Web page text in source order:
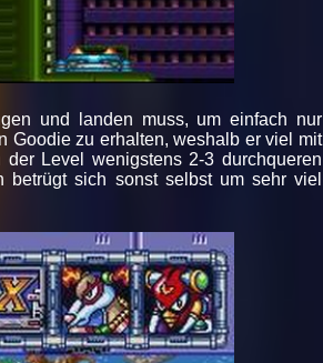
und landen muss, um einfach nur
Goodie zu erhalten, weshalb er viel mit
Level wenigstens 2-3 durchqueren
betrügt sich sonst selbst um sehr viel